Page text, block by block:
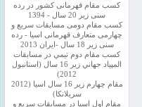
کسب مقام قهرمانی کشور در رده
سنی زیر 20 سال - 1394
کسب مقام دومی مسابقات سریع و
چهارمی متعارف قهرمانی اسیا - رده
سنی زیر 18 سال -ایران 2013
كسب مقام دوم تيمي در مسابقات
المپياد جهاني زير 16 سال (استانبول
2012)
مقام چهارم زير 16 سال اسيا (2012
سريلانكا)
مقام اول اسيا در مسابقات سريع و